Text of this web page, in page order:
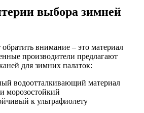
выбора зимней
внимание – это материал
производители предлагают
для зимних палаток:
водоотталкивающий материал
морозостойкий
к ультрафиолету